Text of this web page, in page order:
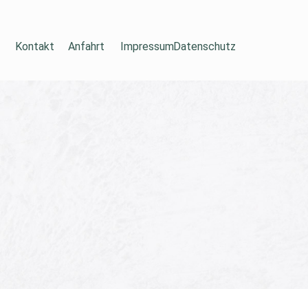
überspringen
Kontakt Anfahrt ImpressumDatenschutz